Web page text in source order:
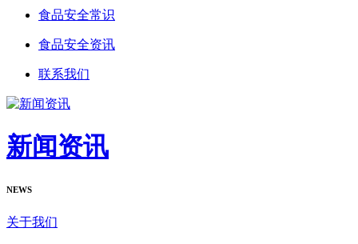
食品安全常识
食品安全资讯
联系我们
新闻资讯
NEWS
关于我们